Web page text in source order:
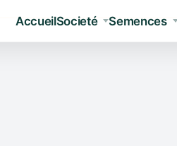
AccueilSocieté Semences